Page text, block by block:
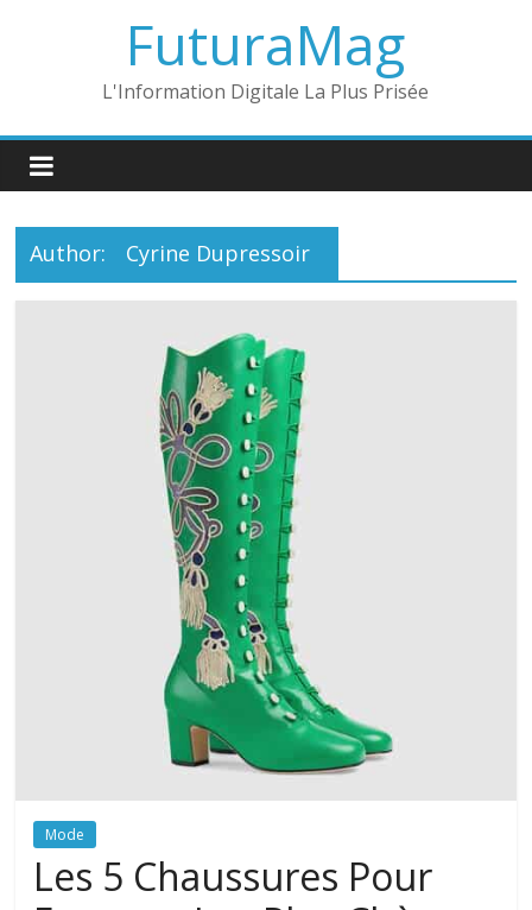
FuturaMag
L'Information Digitale La Plus Prisée
Author: Cyrine Dupressoir
Mode
Les 5 Chaussures Pour